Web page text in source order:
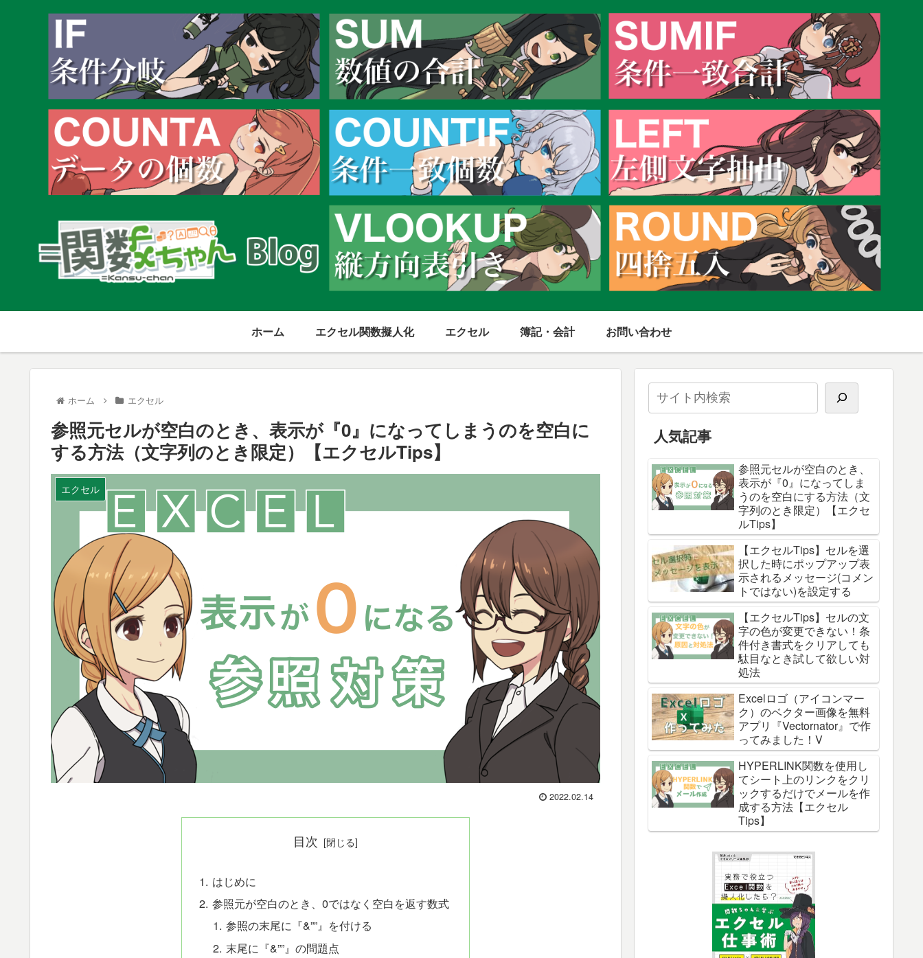
ホーム エクセル関数擬人化 エクセル 簿記・会計 お問い合わせ
ホーム エクセル
参照元セルが空白のとき、表示が『0』になってしまうのを空白に
する方法（文字列のとき限定）【エクセルTips】
エクセル
2022.02.14
目次
はじめに
参照元が空白のとき、0ではなく空白を返す数式
参照の末尾に『&””』を付ける
末尾に『&””』の問題点
人気記事
参照元セルが空白のとき、
表示が『0』になってしま
うのを空白にする方法（文
字列のとき限定）【エクセ
ルTips】
【エクセルTips】セルを選
択した時にポップアップ表
示されるメッセージ(コメン
トではない)を設定する
【エクセルTips】セルの文
字の色が変更できない！条
件付き書式をクリアしても
駄目なとき試して欲しい対
処法
Excelロゴ（アイコンマー
ク）のベクター画像を無料
アプリ『Vectornator』で作
ってみました！V
HYPERLINK関数を使用し
てシート上のリンクをクリ
ックするだけでメールを作
成する方法【エクセル
Tips】